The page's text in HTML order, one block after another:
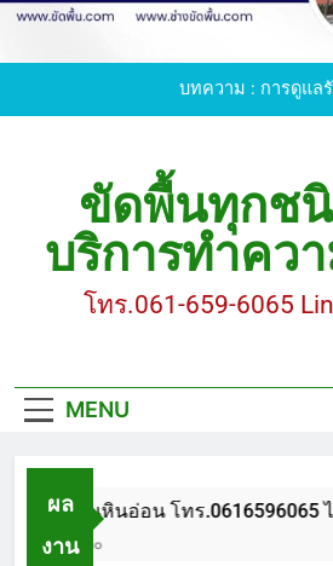
ขัดพื้นหินอ่อน โทร
บทความ : การดูแ
ขัดพื้นหินขัด อบต.แห
ขัดพื้นหินอ่อน โทร
บทความ : การดูแ
ขัดพื้นทุกช
บริการทำคว
โทร.061-659-6065
MENU
ผล
งาน
ขัดพื้นหินอ่อน โทร.0616596065 ไ
1 ปี Ago